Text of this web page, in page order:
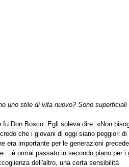
uno stile di vita nuovo? Sono superficiali
Don Bosco. Egli soleva dire: «Non
che i giovani di oggi siano peggiori di
era importante per le generazioni
è ormai passato in secondo piano per i
dell'altro, una certa sensibilità